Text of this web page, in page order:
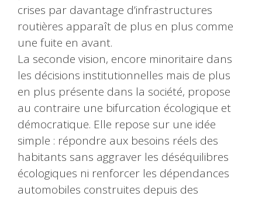
crises par davantage d’infrastructures
routières apparaît de plus en plus comme
une fuite en avant.
La seconde vision, encore minoritaire dans
les décisions institutionnelles mais de plus
en plus présente dans la société, propose
au contraire une bifurcation écologique et
démocratique. Elle repose sur une idée
simple : répondre aux besoins réels des
habitants sans aggraver les déséquilibres
écologiques ni renforcer les dépendances
automobiles construites depuis des